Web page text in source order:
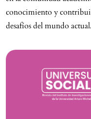
conocimiento y
desafíos del mundo actual.